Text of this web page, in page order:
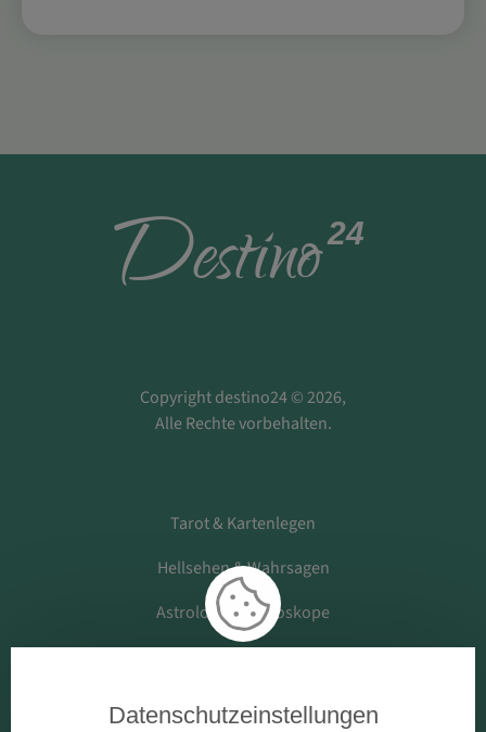
Destino24
Copyright destino24 © 2026,
Alle Rechte vorbehalten.
Tarot & Kartenlegen
Hellsehen & Wahrsagen
Astrologie & Horoskope
Datenschutzeinstellungen